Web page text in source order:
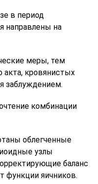
в период
направлены на
меры, тем
акта, кровянистых
заблуждением.
комбинации
облегченные
узлы
баланс
функции яичников.